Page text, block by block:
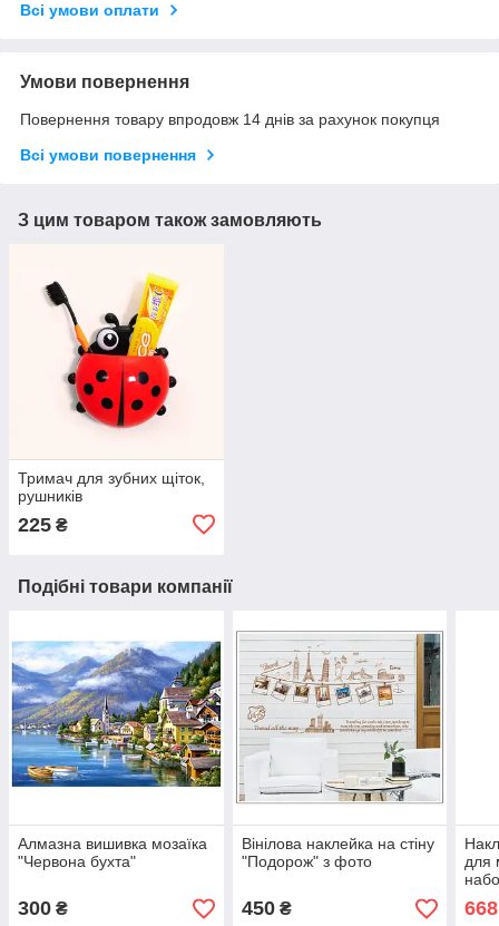
Всі умови оплати
Умови повернення
Повернення товару впродовж 14 днів за рахунок покупця
Всі умови повернення
З цим товаром також замовляють
Тримач для зубних щіток,
рушників
225 ₴
Подібні товари компанії
Алмазна вишивка мозаїка
"Червона бухта"
300 ₴
Вінілова наклейка на стіну
"Подорож" з фото
450₴
для